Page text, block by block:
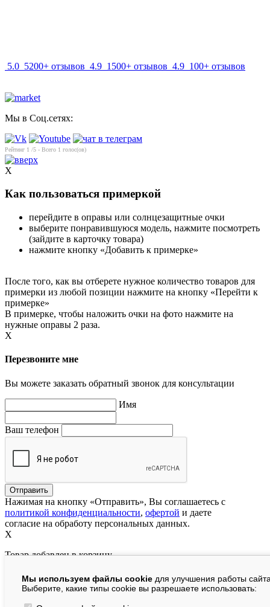
5.0 5200+ отзывов 4.9 1500+ отзывов 4.9 100+ отзывов
Мы в Соц.сетях:
Рейтинг 1 /5 - Всего 1 голос(ов)
Мы используем файлы cookie для улучшения работы
Выберите, какие типы cookie вы разрешаете использовать:
X
Как пользоваться примеркой
перейдите в оправы или солнцезащитные очки
выберите понравившуюся модель, нажмите посмотреть
(зайдите в карточку товара)
нажмите кнопку «Добавить к примерке»
После того, как вы отберете нужное количество товаров для
примерки из любой позиции нажмите на кнопку «Перейти к
примерке»
В примерке, чтобы наложить очки на фото нажмите на
нужные оправы 2 раза.
X
Перезвоните мне
Вы можете заказать обратный звонок для консультации
Имя
Ваш телефон
Нажимая на кнопку «Отправить», Вы соглашаетесь с
политикой конфиденциальности, офертой и даете
согласие на обработу персональных данных.
X
Товар добавлен в корзину